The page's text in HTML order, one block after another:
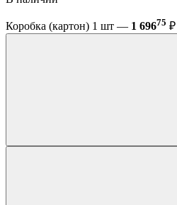
Коробка (картон) 1 шт — 1 69675 ₽